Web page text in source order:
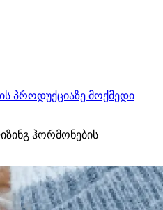
პროდუქციაზე მოქმედი
ჰორმონების